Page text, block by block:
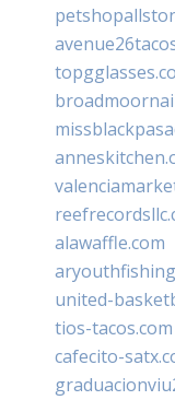
alawaffle.com
united-
tios-tacos.com
cafecito-